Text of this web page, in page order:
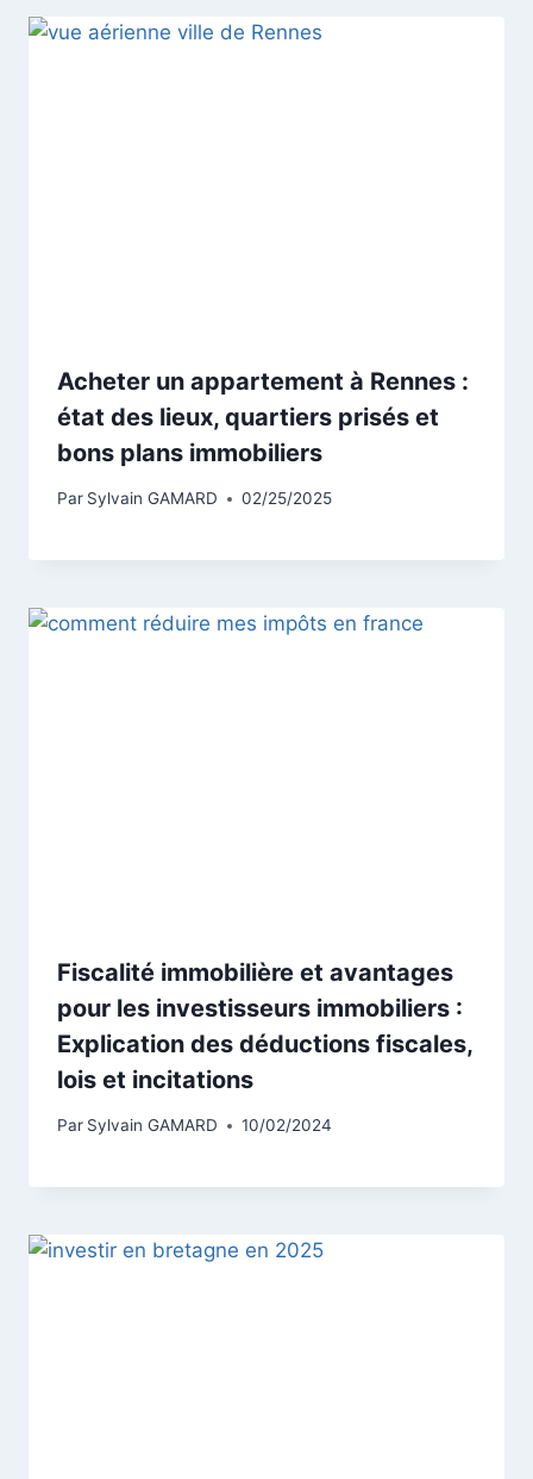
Acheter un appartement à Rennes :
état des lieux, quartiers prisés et
bons plans immobiliers
Par Sylvain GAMARD 02/25/2025
Fiscalité immobilière et avantages
pour les investisseurs immobiliers :
Explication des déductions fiscales,
lois et incitations
Par Sylvain GAMARD 10/02/2024